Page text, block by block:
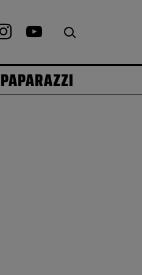
PAPARAZZI